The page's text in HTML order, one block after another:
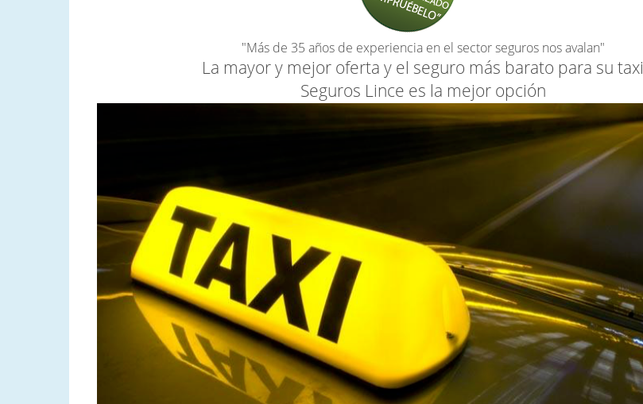
"Más de 35 años de experiencia en el sector seguros nos avalan"
La mayor y mejor oferta y el seguro más barato para su taxi
Seguros Lince es la mejor opción